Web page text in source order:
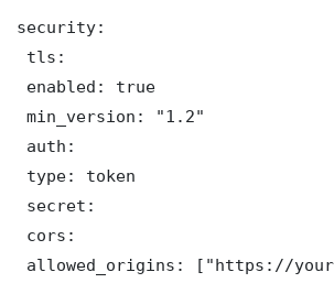
security:
tls:
enabled: true
min_version: "1.2"
auth:
type: token
secret:
cors:
allowed_origins: ["https://